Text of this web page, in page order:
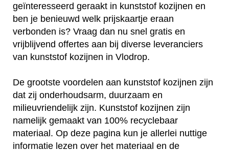
geïnteresseerd geraakt in kunststof kozijnen en
ben je benieuwd welk prijskaartje eraan
verbonden is? Vraag dan nu snel gratis en
vrijblijvend offertes aan bij diverse leveranciers
van kunststof kozijnen in Vlodrop.
De grootste voordelen aan kunststof kozijnen zijn
dat zij onderhoudsarm, duurzaam en
milieuvriendelijk zijn. Kunststof kozijnen zijn
namelijk gemaakt van 100% recyclebaar
materiaal. Op deze pagina kun je allerlei nuttige
informatie lezen over het materiaal en de